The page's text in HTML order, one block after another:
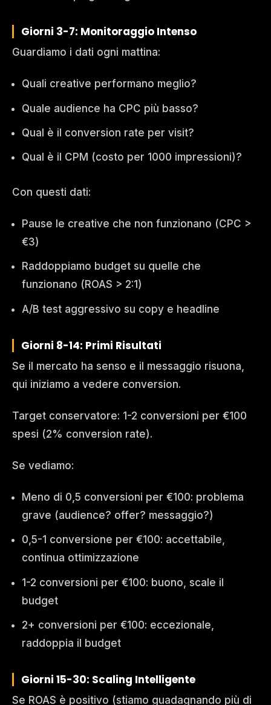
Giorni 3-7: Monitoraggio Intenso
Guardiamo i dati ogni mattina:
Quali creative performano meglio?
Quale audience ha CPC più basso?
Qual è il conversion rate per visit?
Qual è il CPM (costo per 1000 impressioni)?
Con questi dati:
Pause le creative che non funzionano (CPC >
€3)
Raddoppiamo budget su quelle che
funzionano (ROAS > 2:1)
A/B test aggressivo su copy e headline
Giorni 8-14: Primi Risultati
Se il mercato ha senso e il messaggio risuona,
qui iniziamo a vedere conversion.
Target conservatore: 1-2 conversioni per €100
spesi (2% conversion rate).
Se vediamo:
Meno di 0,5 conversioni per €100: problema
grave (audience? offer? messaggio?)
0,5-1 conversione per €100: accettabile,
continua ottimizzazione
1-2 conversioni per €100: buono, scale il
budget
2+ conversioni per €100: eccezionale,
raddoppia il budget
Giorni 15-30: Scaling Intelligente
Se ROAS è positivo (stiamo guadagnando più di